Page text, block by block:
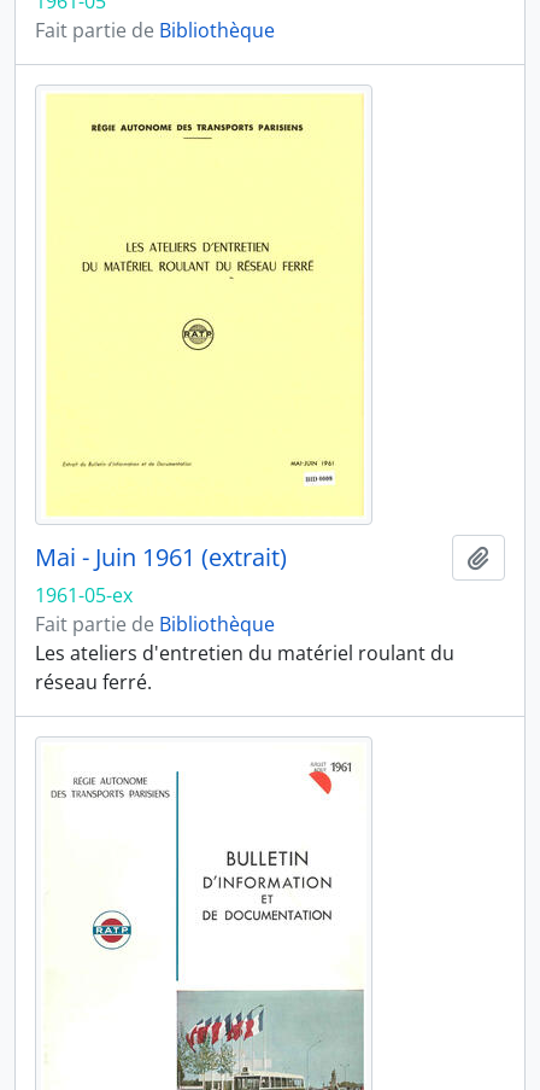
Fait partie de Bibliothèque
Mai - Juin 1961 (extrait)
1961-05-ex
Fait partie de Bibliothèque
Les ateliers d'entretien du matériel roulant du
réseau ferré.